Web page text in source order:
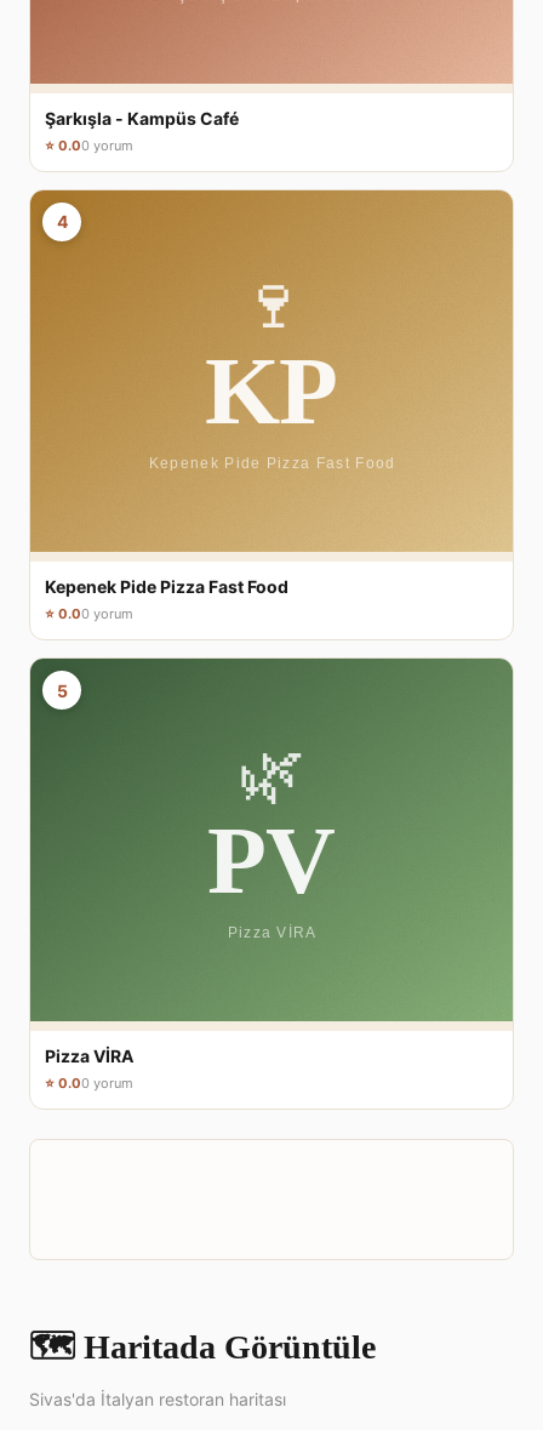
Şarkışla - Kampüs Café
⭐ 0.00 yorum
4
Kepenek Pide Pizza Fast Food
⭐ 0.00 yorum
5
Pizza VİRA
⭐ 0.00 yorum
🗺️ Haritada Görüntüle
Sivas'da İtalyan restoran haritası